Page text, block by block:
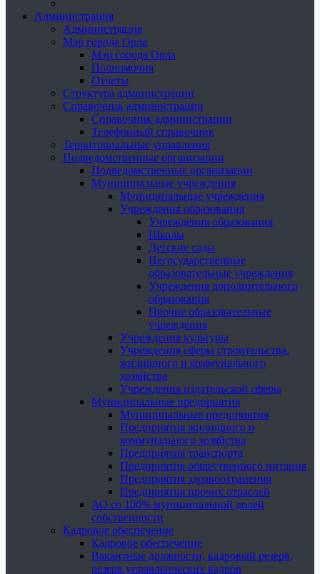
Администрация
Администрация
Мэр города Орла
Мэр города Орла
Полномочия
Отчеты
Структура администрации
Справочник администрации
Справочник администрации
Телефонный справочник
Территориальные управления
Подведомственные организации
Подведомственные организации
Муниципальные учреждения
Муниципальные учреждения
Учреждения образования
Учреждения образования
Школы
Детские сады
Негосударственные
образовательные учреждения
Учреждения дополнительного
образования
Прочие образовательные
учреждения
Учреждения культуры
Учреждения сферы строительства,
жилищного и коммунального
хозяйства
Учреждения издательской сферы
Муниципальные предприятия
Муниципальные предприятия
Предприятия жилищного и
коммунального хозяйства
Предприятия транспорта
Предприятия общественного питания
Предприятия здравоохранения
Предприятия прочих отраслей
АО со 100% муниципальной долей
собственности
Кадровое обеспечение
Кадровое обеспечение
Вакантные должности, кадровый резерв,
резерв управленческих кадров